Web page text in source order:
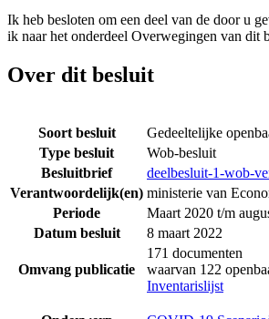
Ik heb besloten om een deel van de door u
ik naar het onderdeel Overwegingen van dit
Over dit besluit
Soort besluit
Gedeeltelijke
Type besluit
Wob-besluit
Besluitbrief
deelbesluit-1-wob-
Verantwoordelijk(en) ministerie van
Periode
Maart 2020 t/m
Datum besluit
8 maart 2022
Omvang publicatie
171 documenten
waarvan 122
Inventarislijst